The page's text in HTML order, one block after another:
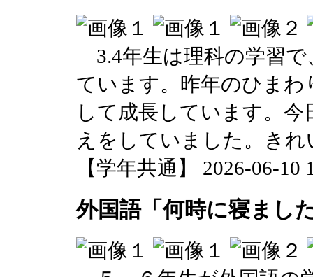
3.4年生は理科の学習
ています。昨年のひま
して成長しています。
えをしていました。き
【学年共通】 2026-06-10
外国語「何時に寝まし